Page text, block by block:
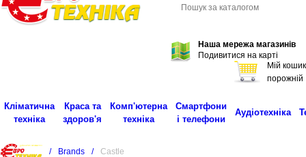
Наша мережа магазинів
Подивитися на карті
Мій кошик
порожній
Кліматична
техніка
Краса та
здоров'я
Комп'ютерна
техніка
Смартфони
і телефони
Аудіотехніка
/ Brands / Castle